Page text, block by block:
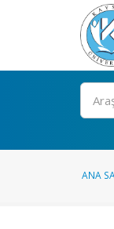
Ara
ANA